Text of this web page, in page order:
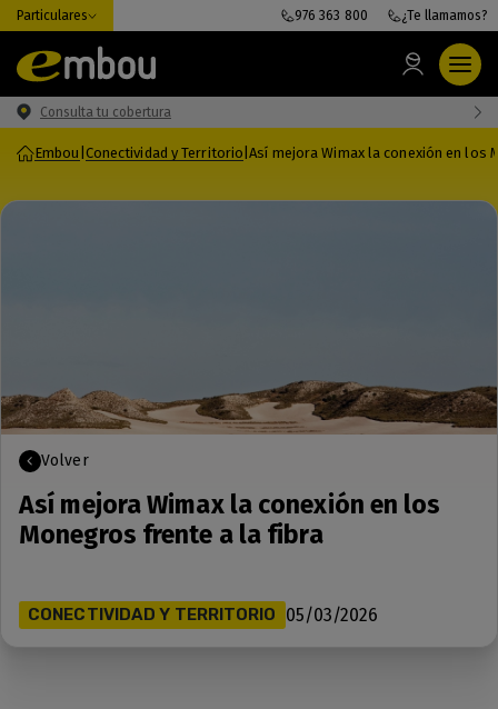
Particulares
Consulta tu cobertura
976 363 800 ¿Te llamamos?
Embou Conectividad y Territorio |Así mejora Wimax la conexión en los
Volver
Así mejora Wimax la conexión en los
Monegros frente a la fibra
CONECTIVIDAD Y TERRITORIO 05/03/2026